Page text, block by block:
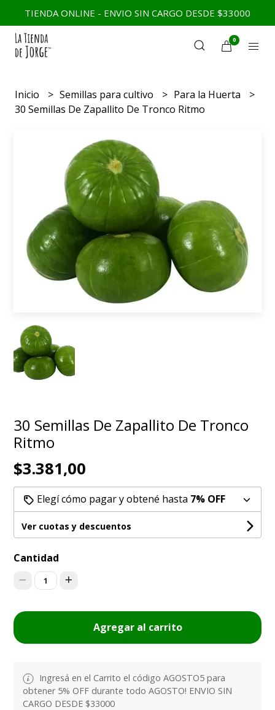
TIENDA ONLINE - ENVIO SIN CARGO DESDE $33000
0
Inicio Semillas para cultivo
Para la Huerta
30 Semillas De Zapallito De Tronco Ritmo
30 Semillas De Zapallito De Tronco
Ritmo
$3.381,00
Elegí cómo pagar y obtené hasta 7% OFF
Ver cuotas y descuentos
Cantidad
1
Agregar al carrito
Ingresá en el Carrito el código AGOSTO5 para
obtener 5% OFF durante todo AGOSTO! ENVIO SIN
CARGO DESDE $33000